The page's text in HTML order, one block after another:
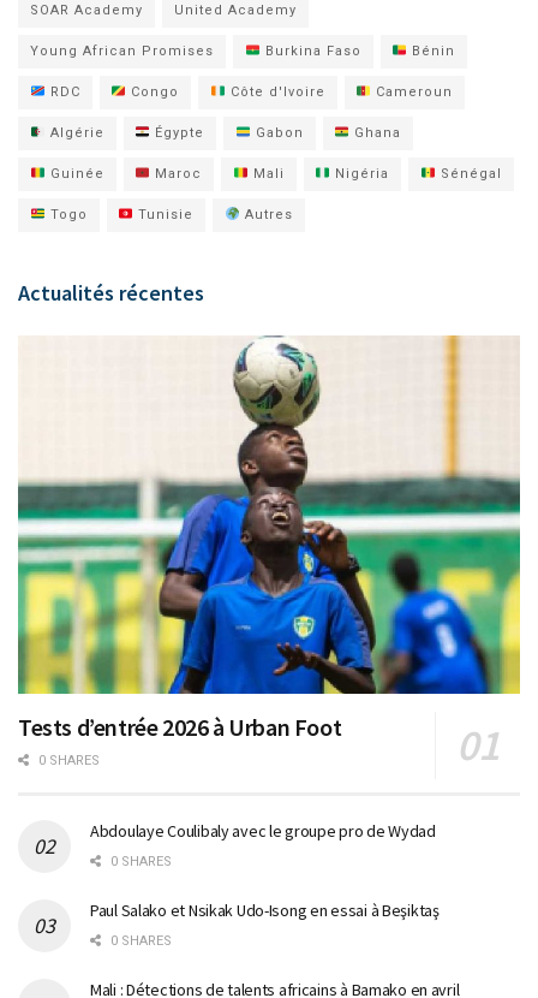
SOAR Academy United Academy
Young African Promises Burkina Faso Bénin
RDC Congo Côte d'Ivoire Cameroun
Algérie Égypte Gabon Ghana
Guinée Maroc Mali Nigéria Sénégal
Togo Tunisie Autres
Actualités récentes
Tests d’entrée 2026 à Urban Foot
0 SHARES
Abdoulaye Coulibaly avec le groupe pro de Wydad
0 SHARES
Paul Salako et Nsikak Udo-Isong en essai à Beşiktaş
0 SHARES
Mali : Détections de talents africains à Bamako en avril